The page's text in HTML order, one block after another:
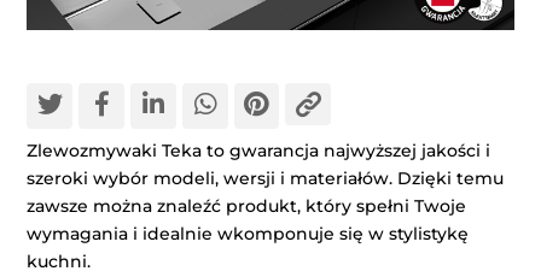
Zlewozmywaki Teka to gwarancja najwyższej jakości i
szeroki wybór modeli, wersji i materiałów. Dzięki temu
zawsze można znaleźć produkt, który spełni Twoje
wymagania i idealnie wkomponuje się w stylistykę
kuchni.